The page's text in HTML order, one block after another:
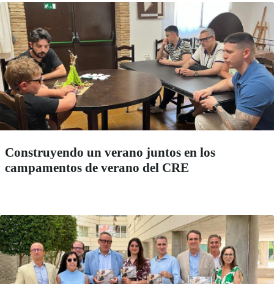
Construyendo un verano juntos en los
campamentos de verano del CRE